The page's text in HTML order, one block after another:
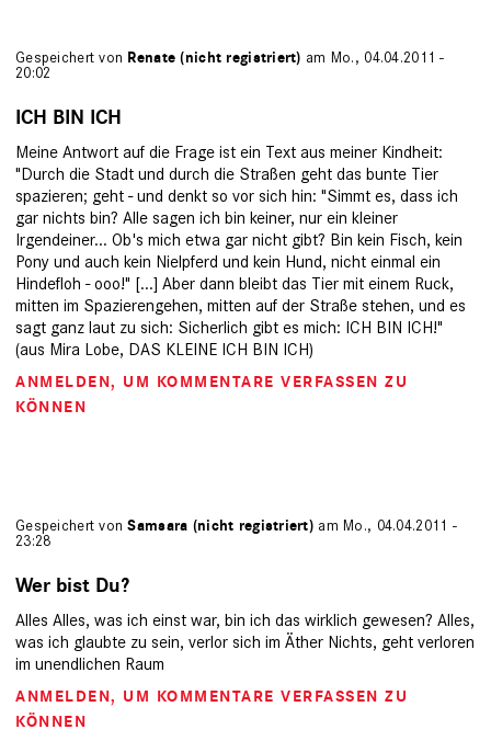
Gespeichert von Renate (nicht registriert) am Mo., 04.04.2011 -
20:02
ICH BIN ICH
Meine Antwort auf die Frage ist ein Text aus meiner Kindheit:
"Durch die Stadt und durch die Straßen geht das bunte Tier
spazieren; geht - und denkt so vor sich hin: "Simmt es, dass ich
gar nichts bin? Alle sagen ich bin keiner, nur ein kleiner
Irgendeiner... Ob's mich etwa gar nicht gibt? Bin kein Fisch, kein
Pony und auch kein Nielpferd und kein Hund, nicht einmal ein
Hindefloh - ooo!" [...] Aber dann bleibt das Tier mit einem Ruck,
mitten im Spazierengehen, mitten auf der Straße stehen, und es
sagt ganz laut zu sich: Sicherlich gibt es mich: ICH BIN ICH!"
(aus Mira Lobe, DAS KLEINE ICH BIN ICH)
ANMELDEN, UM KOMMENTARE VERFASSEN ZU
KÖNNEN
Gespeichert vonSamsara (nicht registriert) am Mo., 04.04.2011 -
23:28
Wer bist Du?
Alles Alles, was ich einst war, bin ich das wirklich gewesen? Alles,
was ich glaubte zu sein, verlor sich im Äther Nichts, geht verloren
im unendlichen Raum
ANMELDEN, UM KOMMENTARE VERFASSEN ZU
KÖNNEN